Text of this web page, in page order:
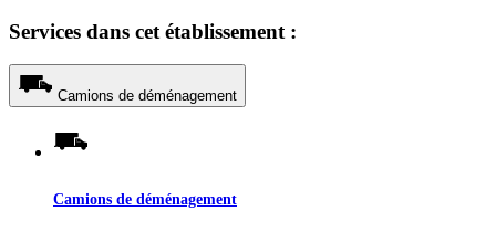
Services dans cet établissement :
Camions de déménagement
Camions de déménagement